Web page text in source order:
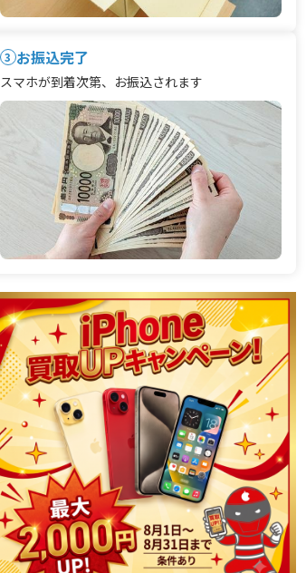
3 お振込完了
スマホが到着次第、お振込されます